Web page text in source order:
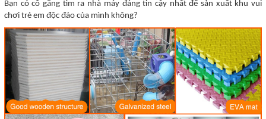
Bạn có cố gắng tìm ra nhà máy đáng tin cậy nhất để sản xuất khu vui
chơi trẻ em độc đáo của mình không?